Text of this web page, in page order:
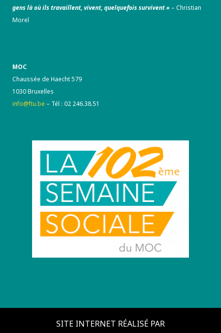
gens là où ils travaillent, vivent, quelquefois survivent » – Christian
Morel
MOC
Chaussée de Haecht 579
1030 Bruxelles
info@ftu.be – Tél : 02 246.38.51
SITE INTERNET RÉALISÉ PAR